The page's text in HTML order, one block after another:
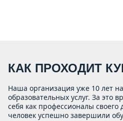
КАК ПРОХОДИТ
Наша организация уже 10 лет
образовательных услуг. За это
себя как профессионалы своего
человек успешно завершили